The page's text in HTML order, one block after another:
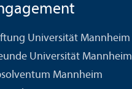
Universität Mannheim
Universität Mannheim
Mannheim